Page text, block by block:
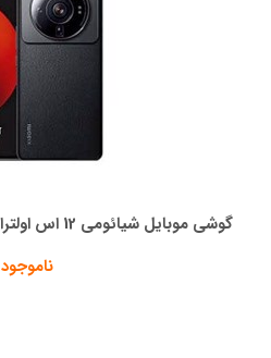
گوشی موبایل شیائومی 12 اس اولترا - ظرفیت 512-12 گیگابایت
ناموجود